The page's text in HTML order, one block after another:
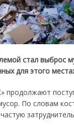
стал выброс
для этого
продолжают
По словам